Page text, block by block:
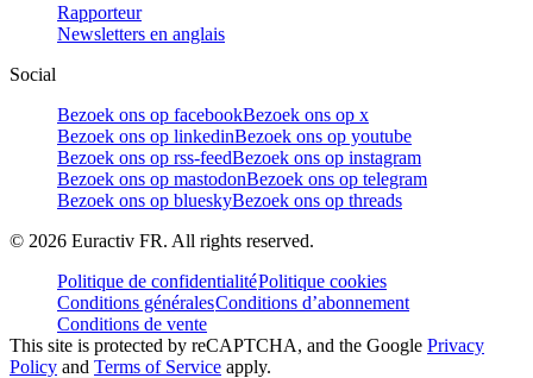
Rapporteur
Newsletters en anglais
Social
Bezoek ons op facebookBezoek ons op x
Bezoek ons op linkedinBezoek ons op youtube
Bezoek ons op rss-feedBezoek ons op instagram
Bezoek ons op mastodonBezoek ons op telegram
Bezoek ons op blueskyBezoek ons op threads
© 2026 Euractiv FR. All rights reserved.
Politique de confidentialitéPolitique cookies
Conditions généralesConditions d’abonnement
Conditions de vente
This site is protected by reCAPTCHA, and the Google Privacy
Policy and Terms of Service apply.